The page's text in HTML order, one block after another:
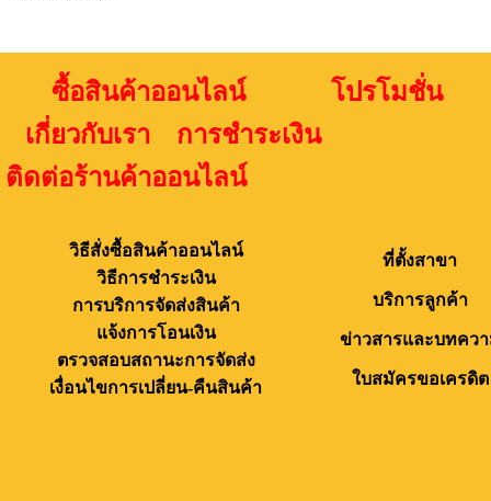
ซื้อสินค้าออนไลน์ โปรโมชั่น
เกี่ยวกับเรา การชำระเงิน
ติดต่อร้านค้าออนไลน์
วิธีสั่งซื้อสินค้าออนไลน์
วิธีการชำระเงิน
การบริการจัดส่งสินค้า
แจ้งการโอนเงิน
ตรวจสอบสถานะการจัดส่ง
เงื่อนไขการเปลี่ยน-คืนสินค้า
ที่ตั้งสาขา
บริการลูกค้า
ข่าวสารและบทคว
ใบสมัครขอเครดิต